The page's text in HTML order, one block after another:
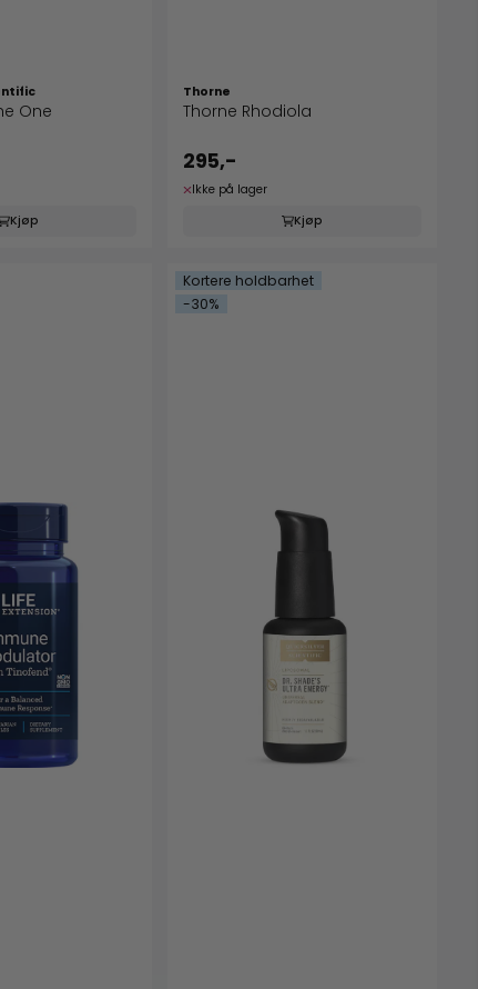
One
Kjøp
Thorne
Thorne Rhodiola
295,-
Ikke på lager
Kjøp
Kortere holdbarhet
-30%